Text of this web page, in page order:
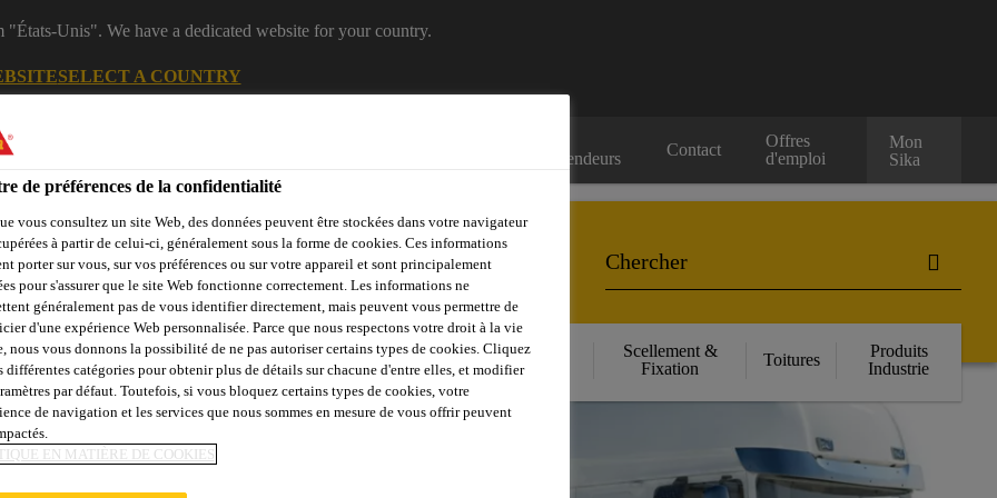
Unis". We have a dedicated website for your country.
SELECT A COUNTRY
Revendeurs
Contact
Offres
d'emploi
Mon
Sika
Parois &
Balcons
Sols
Collage &
Jointoiement
Béton
Renforcement
Structurel
Scellement &
Fixation
Toitures
Produits
Industrie
de préférences de la confidentialité
vous consultez un site Web, des données peuvent être stockées dans votre navigateur
à partir de celui-ci, généralement sous la forme de cookies. Ces informations
porter sur vous, sur vos préférences ou sur votre appareil et sont principalement
pour s'assurer que le site Web fonctionne correctement. Les informations ne
généralement pas de vous identifier directement, mais peuvent vous permettre de
d'une expérience Web personnalisée. Parce que nous respectons votre droit à la vie
nous vous donnons la possibilité de ne pas autoriser certains types de cookies. Cliquez
différentes catégories pour obtenir plus de détails sur chacune d'entre elles, et modifier
par défaut. Toutefois, si vous bloquez certains types de cookies, votre
de navigation et les services que nous sommes en mesure de vous offrir peuvent
EN MATIÈRE DE COOKIES